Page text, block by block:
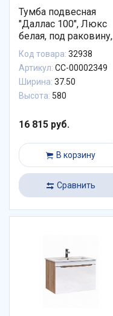
Тумба подвесная
"Даллас 100", Люкс
белая, под раковину,
PLUS, ЭМАЛЬ
Код товара: 32938
Артикул: СС-00002349
Ширина: 37.50
Высота: 580
16 815 руб.
В корзину
Сравнить